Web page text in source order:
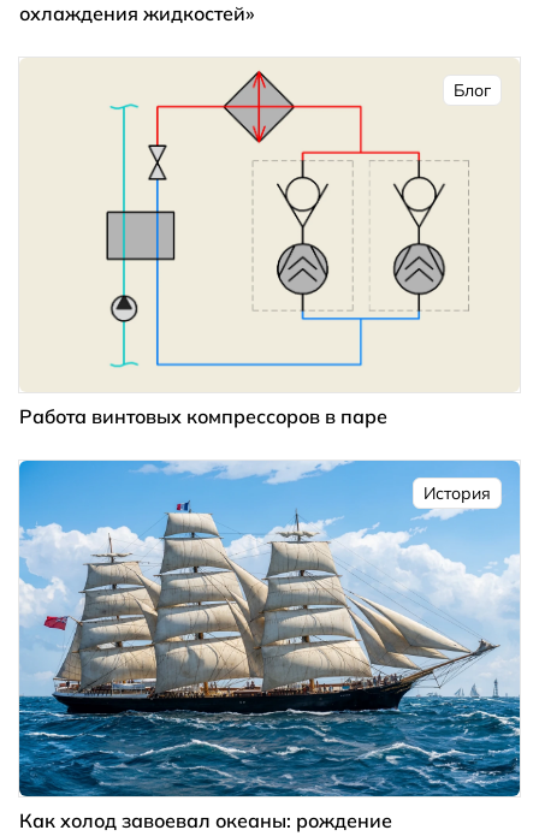
охлаждения жидкостей»
Блог
Работа винтовых компрессоров в паре
История
Как холод завоевал океаны: рождение